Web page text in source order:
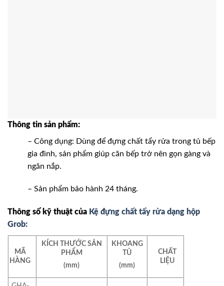
Thông tin sản phẩm:
– Công dụng: Dùng để đựng chất tẩy rửa trong tủ bếp
gia đình, sản phẩm giúp căn bếp trở nên gọn gàng và
ngăn nắp.
– Sản phẩm bảo hành 24 tháng.
Thông số kỹ thuật của Kệ đựng chất tẩy rửa dạng hộp
Grob:
MÃ
HÀNG
KÍCH THƯỚC SẢN
PHẨM
(mm)
KHOANG
TỦ
(mm)
CHẤT
LIỆU